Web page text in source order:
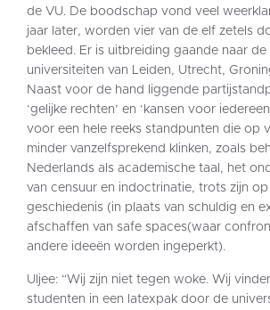
de VU. De boodschap vond veel
jaar later, worden vier van de elf zetels
bekleed. Er is uitbreiding gaande naar
universiteiten van Leiden, Utrecht,
Naast voor de hand liggende
‘gelijke rechten’ en ‘kansen voor
voor een hele reeks standpunten die op
minder vanzelfsprekend klinken, zoals
Nederlands als academische taal, het
van censuur en indoctrinatie, trots zijn
geschiedenis (in plaats van schuldig en
afschaffen van safe spaces(waar
andere ideeën worden ingeperkt).
Uljee: “Wij zijn niet tegen woke. Wij
studenten in een latexpak door de